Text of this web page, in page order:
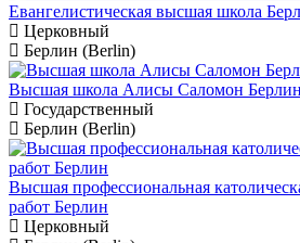
Евангелистическая высшая школа
Церковный
Берлин (Berlin)
Высшая школа Алисы Саломон Берлин
Государственный
Берлин (Berlin)
Высшая профессиональная
работ Берлин
Церковный